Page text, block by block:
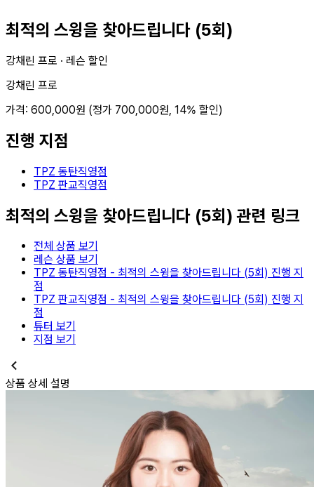
최적의 스윙을 찾아드립니다 (5회)
강채린 프로 · 레슨 할인
강채린 프로
가격: 600,000원 (정가 700,000원, 14% 할인)
진행 지점
TPZ 동탄직영점
TPZ 판교직영점
최적의 스윙을 찾아드립니다 (5회) 관련 링크
전체 상품 보기
레슨 상품 보기
TPZ 동탄직영점 - 최적의 스윙을 찾아드립니다 (5회) 진행 지
점
TPZ 판교직영점 - 최적의 스윙을 찾아드립니다 (5회) 진행 지
점
튜터 보기
지점 보기
상품 상세 설명